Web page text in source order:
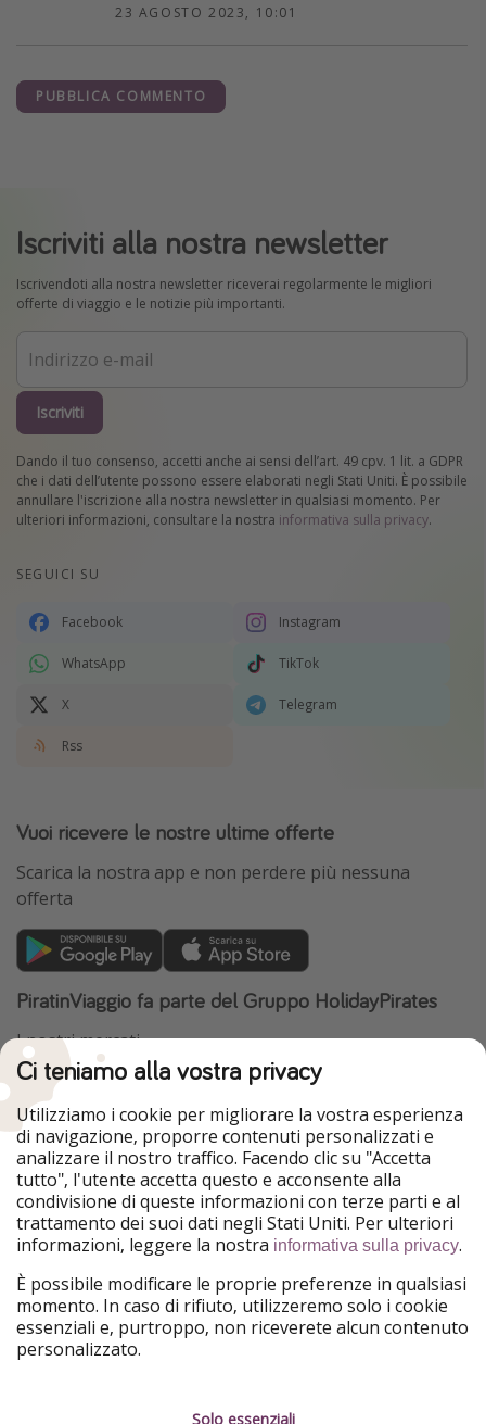
23 AGOSTO 2023, 10:01
PUBBLICA COMMENTO
Iscriviti alla nostra newsletter
Iscrivendoti alla nostra newsletter riceverai regolarmente le migliori
offerte di viaggio e le notizie più importanti.
Iscriviti
Dando il tuo consenso, accetti anche ai sensi dell’art. 49 cpv. 1 lit. a GDPR
che i dati dell’utente possono essere elaborati negli Stati Uniti. È possibile
annullare l'iscrizione alla nostra newsletter in qualsiasi momento. Per
ulteriori informazioni, consultare la nostra informativa sulla privacy.
SEGUICI SU
Facebook Instagram
WhatsApp TikTok
X Telegram
Rss
Vuoi ricevere le nostre ultime offerte
Scarica la nostra app e non perdere più nessuna
offerta
PiratinViaggio fa parte del Gruppo HolidayPirates
I nostri mercati
HolidayPirates
VakantiePiraten
WakacyjniPiraci
Ferienpiraten
Urlaubspiraten
Urlaubspiraten
ViajerosPiratas
TravelPirates
Il nostro gruppo
HolidayPirates Group
Conoscici meglio
Chi siamo
Lavora con noi
Informazioni legali
Termini d' Uso
Ci teniamo alla vostra privacy
Utilizziamo i cookie per migliorare la vostra esperienza
di navigazione, proporre contenuti personalizzati e
analizzare il nostro traffico. Facendo clic su "Accetta
tutto", l'utente accetta questo e acconsente alla
condivisione di queste informazioni con terze parti e al
trattamento dei suoi dati negli Stati Uniti. Per ulteriori
informazioni, leggere la nostra informativa sulla privacy.
È possibile modificare le proprie preferenze in qualsiasi
momento. In caso di rifiuto, utilizzeremo solo i cookie
essenziali e, purtroppo, non riceverete alcun contenuto
personalizzato.
Solo essenziali